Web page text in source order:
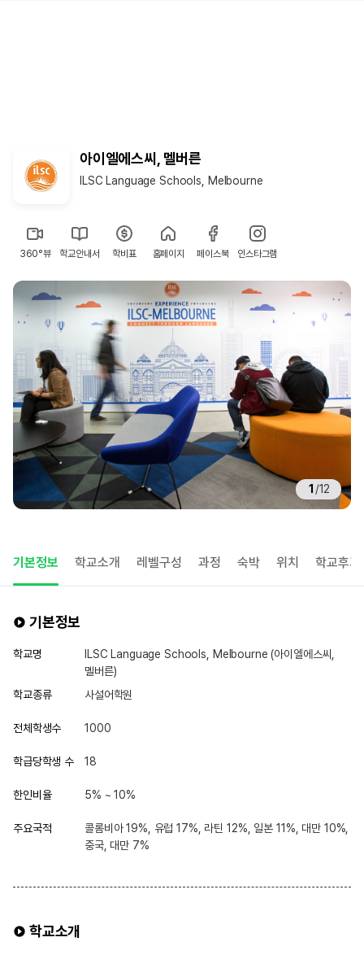
아이엘에스씨, 멜버른
ILSC Language Schools, Melbourne
360°뷰 학교안내서 학비표 홈페이지 페이스북 인스타그램
1 /12
기본정보 학교소개 레벨구성 과정 숙박 위치 학교후기
기본정보
학교명
ILSC Language Schools, Melbourne (아이엘에스씨,
멜버른)
학교종류
사설어학원
전체학생수 1000
학급당학생 수 18
한인비율 5% ~ 10%
주요국적
콜롬비아 19%, 유럽 17%, 라틴 12%, 일본 11%, 대만 10%,
중국, 대만 7%
학교소개